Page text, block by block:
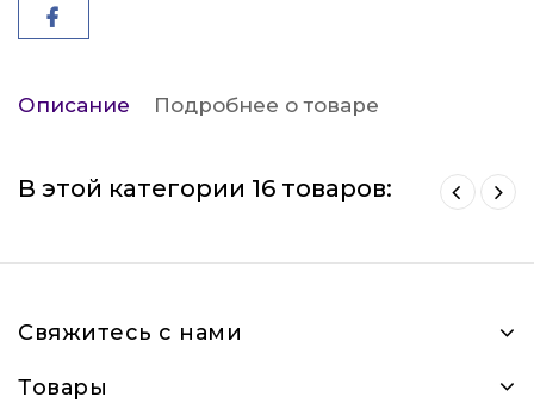
Описание Подробнее о товаре
В этой категории 16 товаров:
Свяжитесь с нами
Товары